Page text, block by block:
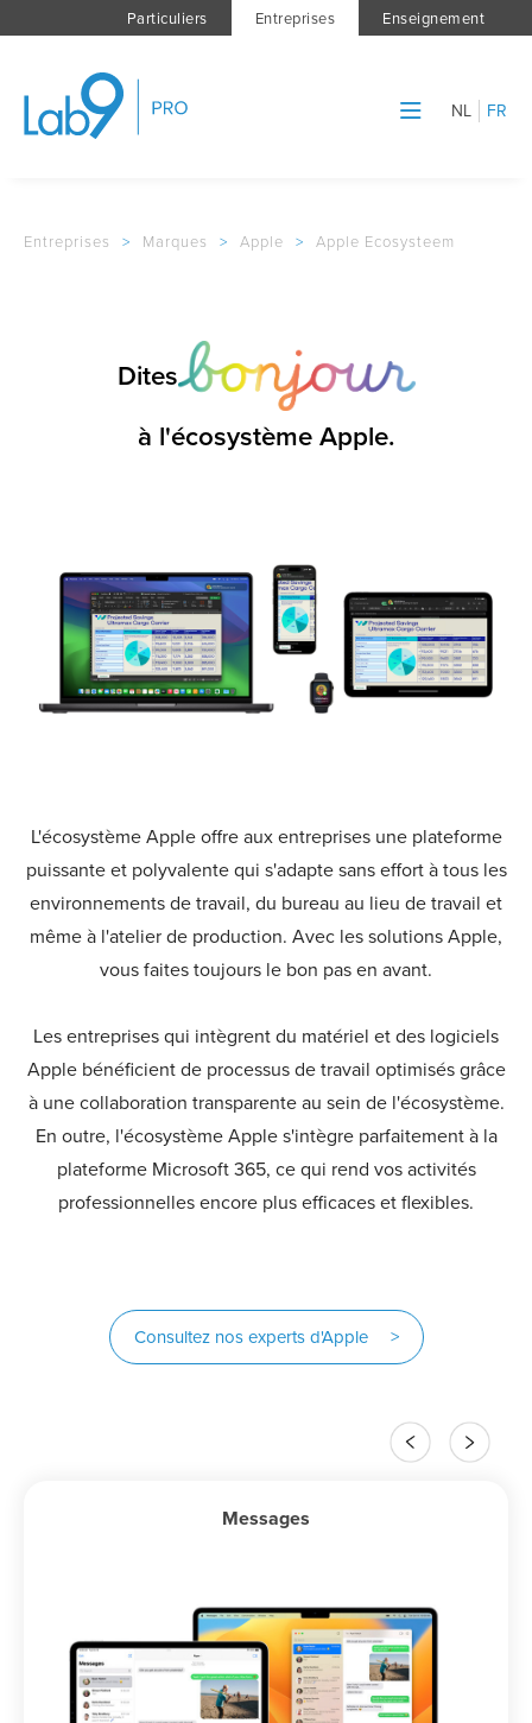
Particuliers Entreprises Enseignement
NL FR
Entreprises > Marques > Apple > Apple Ecosysteem
Dites
à l'écosystème Apple.
L'écosystème Apple offre aux entreprises une plateforme
puissante et polyvalente qui s'adapte sans effort à tous les
environnements de travail, du bureau au lieu de travail et
même à l'atelier de production. Avec les solutions Apple,
vous faites toujours le bon pas en avant.
Les entreprises qui intègrent du matériel et des logiciels
Apple bénéficient de processus de travail optimisés grâce
à une collaboration transparente au sein de l'écosystème.
En outre, l'écosystème Apple s'intègre parfaitement à la
plateforme Microsoft 365, ce qui rend vos activités
professionnelles encore plus efficaces et flexibles.
Consultez nos experts d'Apple >
PrécédentSuivant
Messages